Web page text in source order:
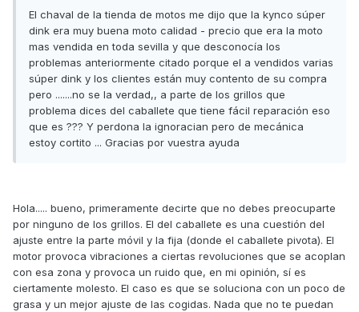
El chaval de la tienda de motos me dijo que la kynco súper
dink era muy buena moto calidad - precio que era la moto
mas vendida en toda sevilla y que desconocía los
problemas anteriormente citado porque el a vendidos varias
súper dink y los clientes están muy contento de su compra
pero .......no se la verdad,, a parte de los grillos que
problema dices del caballete que tiene fácil reparación eso
que es ??? Y perdona la ignoracian pero de mecánica
estoy cortito ... Gracias por vuestra ayuda
Hola..... bueno, primeramente decirte que no debes preocuparte
por ninguno de los grillos. El del caballete es una cuestión del
ajuste entre la parte móvil y la fija (donde el caballete pivota). El
motor provoca vibraciones a ciertas revoluciones que se acoplan
con esa zona y provoca un ruido que, en mi opinión, sí es
ciertamente molesto. El caso es que se soluciona con un poco de
grasa y un mejor ajuste de las cogidas. Nada que no te puedan